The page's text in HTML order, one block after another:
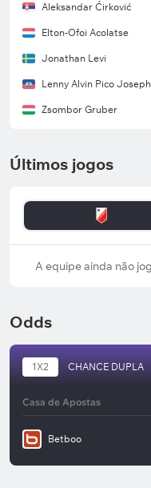
Aleksandar Ćirković
Elton-Ofoi Acolatse
Jonathan Levi
Lenny Alvin Pico Joseph
Zsombor Gruber
Últimos jogos
A equipe ainda não
Odds
1X2 CHANCE DUPLA
Casa de Apostas
Betboo